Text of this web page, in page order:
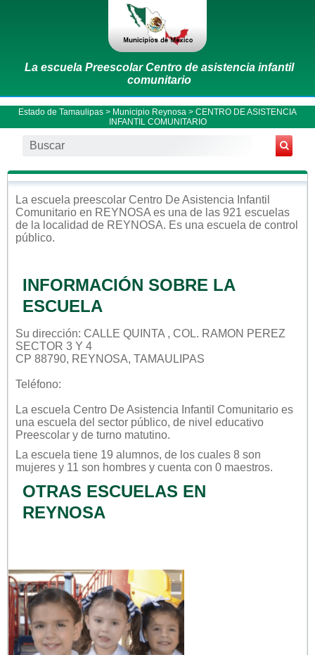
La escuela Preescolar Centro de asistencia infantil
comunitario
Estado de Tamaulipas > Municipio Reynosa > CENTRO DE ASISTENCIA
INFANTIL COMUNITARIO
La escuela preescolar Centro De Asistencia Infantil
Comunitario en REYNOSA es una de las 921 escuelas
de la localidad de REYNOSA. Es una escuela de control
público.
INFORMACIÓN SOBRE LA
ESCUELA
Su dirección: CALLE QUINTA , COL. RAMON PEREZ
SECTOR 3 Y 4
CP 88790, REYNOSA, TAMAULIPAS
Teléfono:
La escuela Centro De Asistencia Infantil Comunitario es
una escuela del sector público, de nivel educativo
Preescolar y de turno matutino.
La escuela tiene 19 alumnos, de los cuales 8 son
mujeres y 11 son hombres y cuenta con 0 maestros.
OTRAS ESCUELAS EN
REYNOSA